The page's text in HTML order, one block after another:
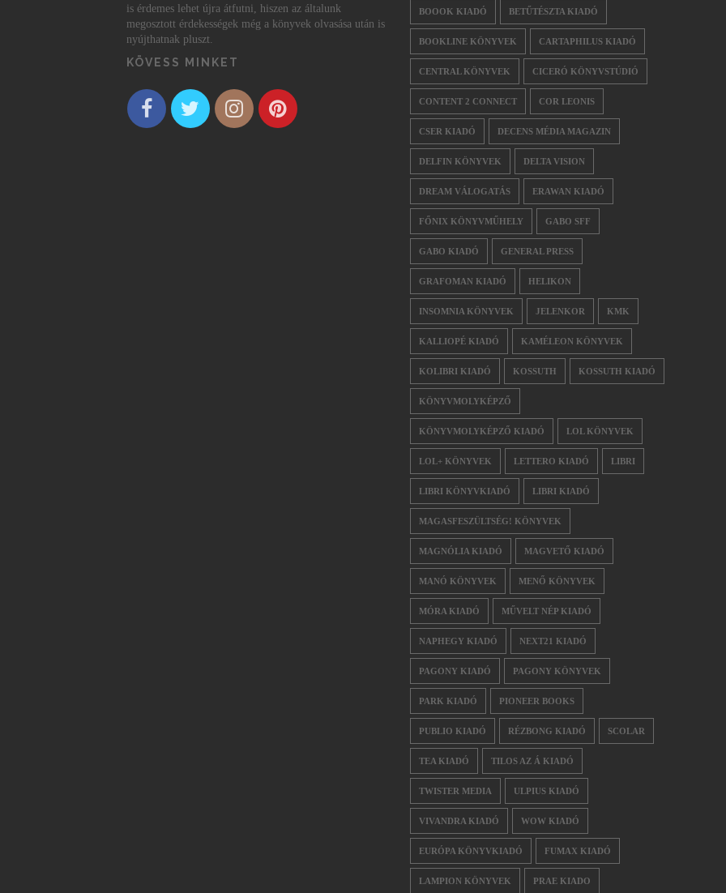
is érdemes lehet újra átfutni, hiszen az általunk
megosztott érdekességek még a könyvek olvasása után is
nyújthatnak pluszt.
KÖVESS MINKET
BOOOK KIADÓ BETŰTÉSZTA KIADÓ
BOOKLINE KÖNYVEK CARTAPHILUS KIADÓ
CENTRAL KÖNYVEK CICERÓ KÖNYVSTÚDIÓ
CONTENT 2 CONNECT COR LEONIS
CSER KIADÓ DECENS MÉDIA MAGAZIN
DELFIN KÖNYVEK DELTA VISION
DREAM VÁLOGATÁS ERAWAN KIADÓ
FŐNIX KÖNYVMŰHELY GABO SFF
GABO KIADÓ GENERAL PRESS
GRAFOMAN KIADÓ HELIKON
INSOMNIA KÖNYVEK JELENKOR KMK
KALLIOPÉ KIADÓ KAMÉLEON KÖNYVEK
KOLIBRI KIADÓ KOSSUTH KOSSUTH KIADÓ
KÖNYVMOLYKÉPZŐ
KÖNYVMOLYKÉPZŐ KIADÓ LOL KÖNYVEK
LOL+ KÖNYVEK LETTERO KIADÓ LIBRI
LIBRI KÖNYVKIADÓ LIBRI KIADÓ
MAGASFESZÜLTSÉG! KÖNYVEK
MAGNÓLIA KIADÓ MAGVETŐ KIADÓ
MANÓ KÖNYVEK MENŐ KÖNYVEK
MÓRA KIADÓ MŰVELT NÉP KIADÓ
NAPHEGY KIADÓ NEXT21 KIADÓ
PAGONY KIADÓ PAGONY KÖNYVEK
PARK KIADÓ PIONEER BOOKS
PUBLIO KIADÓ RÉZBONG KIADÓ SCOLAR
TEA KIADÓ TILOS AZ Á KIADÓ
TWISTER MEDIA ULPIUS KIADÓ
VIVANDRA KIADÓ WOW KIADÓ
EURÓPA KÖNYVKIADÓ FUMAX KIADÓ
LAMPION KÖNYVEK PRAE KIADO